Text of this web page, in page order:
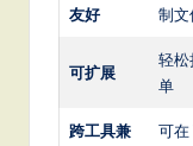
友好
制文
可扩展
轻松
单
跨工具兼
可